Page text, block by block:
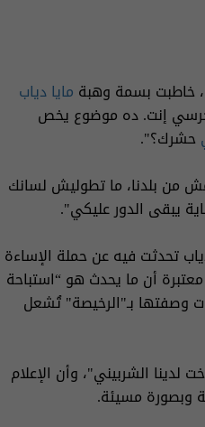
خاطبت بسمة وهبة مايا دياب
تخرسي إنت. ده موضوع يخص
حشرك؟".
من بلدنا، ما تطوليش لسانك
يبقى الدور عليكي".
تحدثت فيه عن حملة الإساءة
أن ما يحدث هو “استباحة
وصفتها بـ"الرخيصة" تُشعل
لدينا الشربيني"، وأن الإعلام
وبصورة مسيئة.